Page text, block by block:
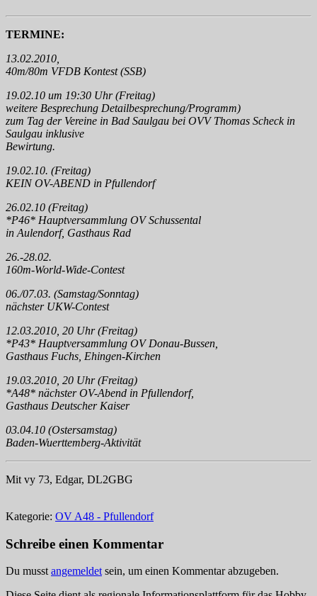
TERMINE:
13.02.2010,
40m/80m VFDB Kontest (SSB)
19.02.10 um 19:30 Uhr (Freitag)
weitere Besprechung Detailbesprechung/Programm)
zum Tag der Vereine in Bad Saulgau bei OVV Thomas Scheck in
Saulgau inklusive
Bewirtung.
19.02.10. (Freitag)
KEIN OV-ABEND in Pfullendorf
26.02.10 (Freitag)
*P46* Hauptversammlung OV Schussental
in Aulendorf, Gasthaus Rad
26.-28.02.
160m-World-Wide-Contest
06./07.03. (Samstag/Sonntag)
nächster UKW-Contest
12.03.2010, 20 Uhr (Freitag)
*P43* Hauptversammlung OV Donau-Bussen,
Gasthaus Fuchs, Ehingen-Kirchen
19.03.2010, 20 Uhr (Freitag)
*A48* nächster OV-Abend in Pfullendorf,
Gasthaus Deutscher Kaiser
03.04.10 (Ostersamstag)
Baden-Wuerttemberg-Aktivität
Mit vy 73, Edgar, DL2GBG
Kategorie: OV A48 - Pfullendorf
Schreibe einen Kommentar
Du musst angemeldet sein, um einen Kommentar abzugeben.